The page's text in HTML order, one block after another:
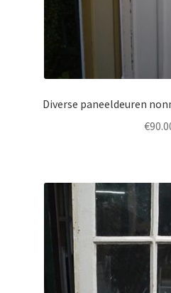
Diverse paneeldeuren
€